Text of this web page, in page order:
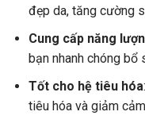
đẹp da, tăng cường
Cung cấp năng
bạn nhanh chóng bổ
Tốt cho hệ tiêu hóa
tiêu hóa và giảm